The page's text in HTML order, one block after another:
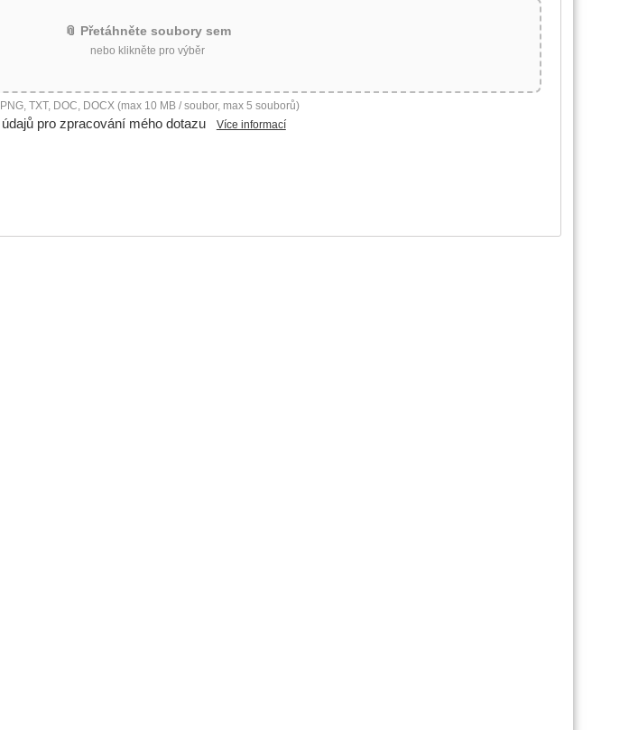
📎 Přetáhněte soubory sem
nebo klikněte pro výběr
TXT, DOC, DOCX (max 10 MB / soubor, max 5 souborů)
pro zpracování mého dotazu Více informací